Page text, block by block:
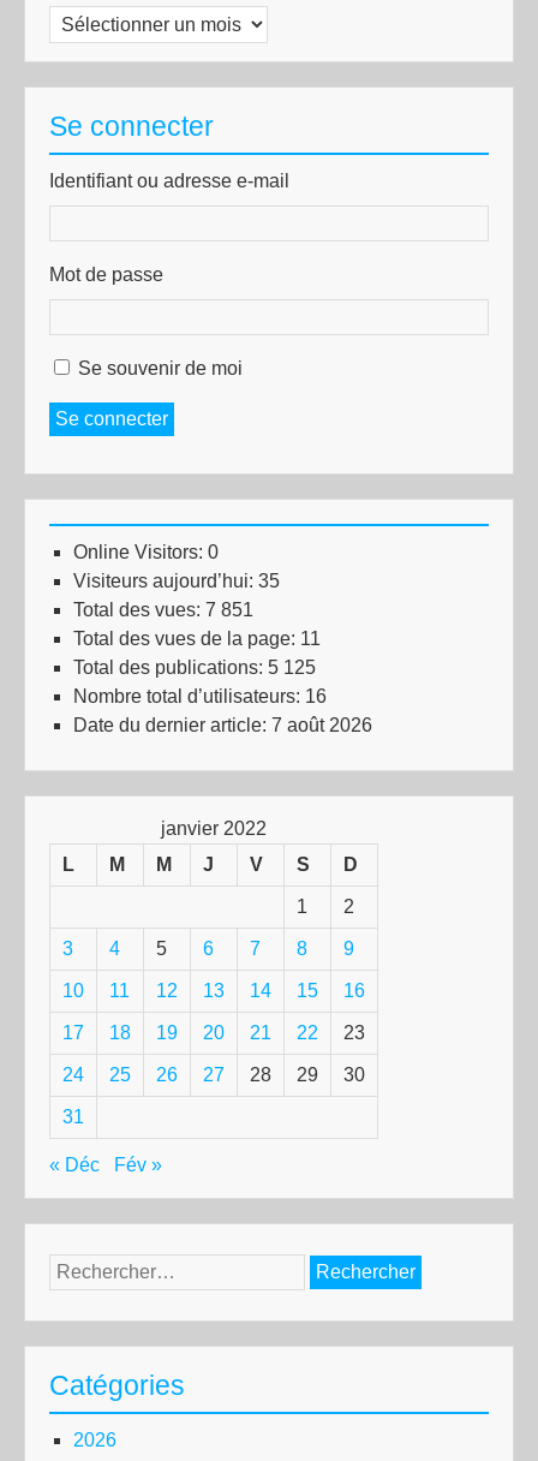
Archives
Se connecter
Identifiant ou adresse e-mail
Mot de passe
Se souvenir de moi
Se connecter
Online Visitors: 0
Visiteurs aujourd’hui: 35
Total des vues: 7 851
Total des vues de la page: 11
Total des publications: 5 125
Nombre total d’utilisateurs: 16
Date du dernier article: 7 août 2026
janvier 2022
L
M M J V S D
1 2
3 4 5 6 7 8 9
10 11 12 13 14 15 16
17 18 19 20 21 22 23
24 25 26 27 28 29 30
31
« Déc Fév »
Rechercher :
Catégories
2026